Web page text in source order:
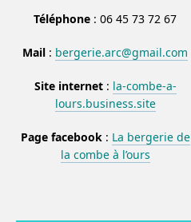
Téléphone : 06 45 73 72 67
Mail : bergerie.arc@gmail.com
Site internet: la-combe-a-
lours.business.site
Page facebook: La bergerie de
la combe à l’ours